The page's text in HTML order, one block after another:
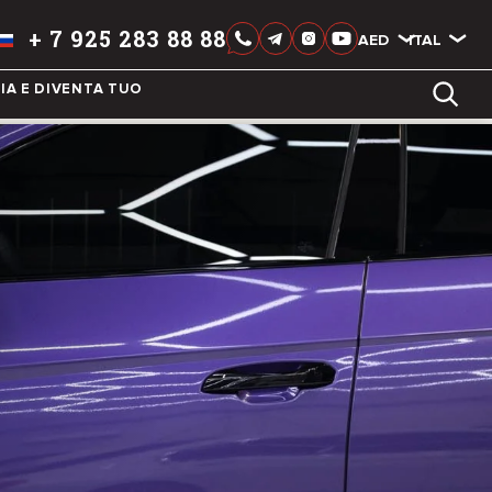
AED
+ 7 925 283 88 88 AED ITALIAN
E DIVENTA TUO
LIXIANG